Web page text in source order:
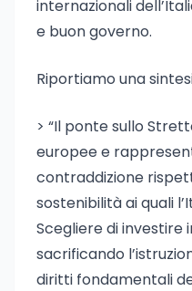
internazionali
e buon governo.
Riportiamo una
> “Il ponte sullo
europee e
contraddizione
sostenibilità ai quali
Scegliere di investire
sacrificando
diritti fondamentali